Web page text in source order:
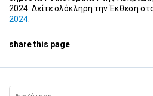
2024. Δείτε ολόκληρη την Έκθεση
2024
share this page